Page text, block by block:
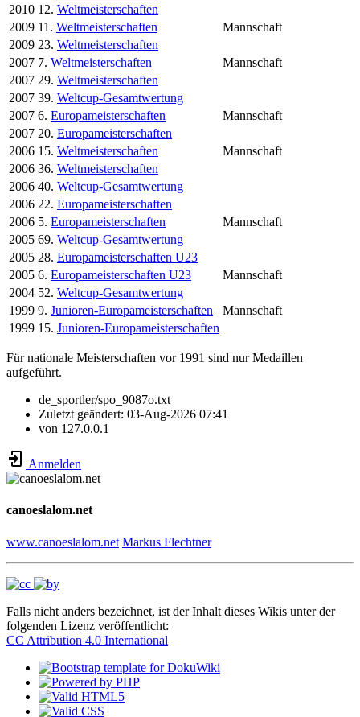
2010 12. Weltmeisterschaften
2009 11. Weltmeisterschaften
Mannschaft
2009 23. Weltmeisterschaften
2007 7. Weltmeisterschaften
Mannschaft
2007 29. Weltmeisterschaften
2007 39. Weltcup-Gesamtwertung
2007 6. Europameisterschaften
Mannschaft
2007 20. Europameisterschaften
2006 15. Weltmeisterschaften
Mannschaft
2006 36. Weltmeisterschaften
2006 40. Weltcup-Gesamtwertung
2006 22. Europameisterschaften
2006 5. Europameisterschaften
Mannschaft
2005 69. Weltcup-Gesamtwertung
2005 28. Europameisterschaften U23
2005 6. Europameisterschaften U23
Mannschaft
2004 52. Weltcup-Gesamtwertung
1999 9. Junioren-Europameisterschaften
Mannschaft
1999 15. Junioren-Europameisterschaften
Für nationale Meisterschaften vor 1991 sind nur Medaillen
aufgeführt.
de_sportler/spo_9087o.txt
Zuletzt geändert: 03-Aug-2026 07:41
von 127.0.0.1
Anmelden
canoeslalom.net
www.canoeslalom.net Markus Flechtner
Falls nicht anders bezeichnet, ist der Inhalt dieses Wikis unter der
folgenden Lizenz veröffentlicht:
CC Attribution 4.0 International